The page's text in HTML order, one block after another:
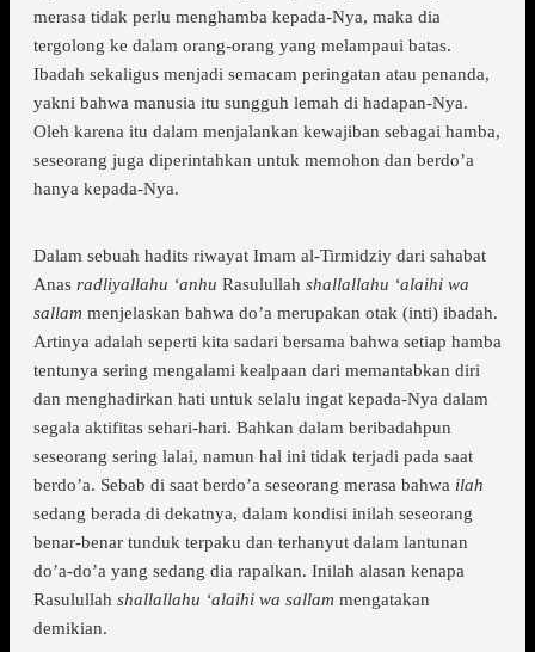
merasa tidak perlu menghamba kepada-Nya, maka dia
tergolong ke dalam orang-orang yang melampaui batas.
Ibadah sekaligus menjadi semacam peringatan atau penanda,
yakni bahwa manusia itu sungguh lemah di hadapan-Nya.
Oleh karena itu dalam menjalankan kewajiban sebagai hamba,
seseorang juga diperintahkan untuk memohon dan berdo’a
hanya kepada-Nya.
Dalam sebuah hadits riwayat Imam al-Tirmidziy dari sahabat
Anas radliyallahu ‘anhu Rasulullah shallallahu ‘alaihi wa
sallam menjelaskan bahwa do’a merupakan otak (inti) ibadah.
Artinya adalah seperti kita sadari bersama bahwa setiap hamba
tentunya sering mengalami kealpaan dari memantabkan diri
dan menghadirkan hati untuk selalu ingat kepada-Nya dalam
segala aktifitas sehari-hari. Bahkan dalam beribadahpun
seseorang sering lalai, namun hal ini tidak terjadi pada saat
berdo’a. Sebab di saat berdo’a seseorang merasa bahwa ilah
sedang berada di dekatnya, dalam kondisi inilah seseorang
benar-benar tunduk terpaku dan terhanyut dalam lantunan
do’a-do’a yang sedang dia rapalkan. Inilah alasan kenapa
Rasulullah shallallahu ‘alaihi wa sallam mengatakan
demikian.